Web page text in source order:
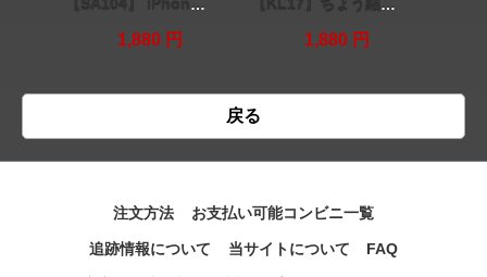
【SA104】 iPhoneケース ❤️ iPhone13/Pro/Max ❤️ 鏡 ❤️ かわいい
1,880 円
【KL17】ちょう結び ❤️ ファッション ❤️ 気質 ❤️ iPhoneケース ❤️ iPhone13/Pro/Max
1,880 円
戻る
注文方法 お支払い可能コンビニ一覧
追跡情報について 当サイトについて FAQ